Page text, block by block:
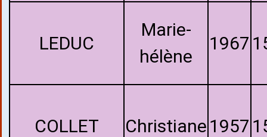
LEDUC
Marie-
hélène
1967
COLLET Christiane 1957